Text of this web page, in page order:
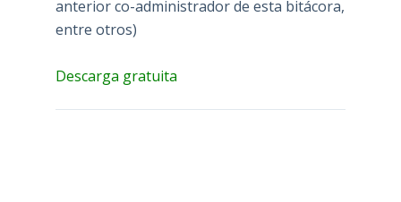
anterior co-administrador de esta bitácora,
entre otros)
Descarga gratuita